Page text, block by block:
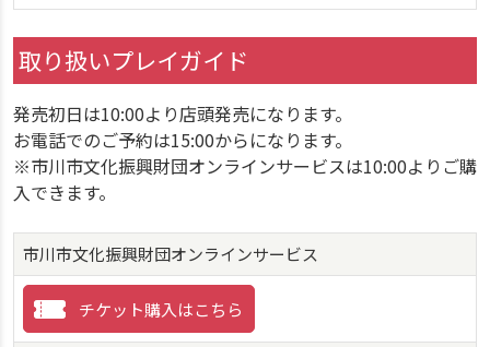
取り扱いプレイガイド
発売初日は10:00より店頭発売になります。
お電話でのご予約は15:00からになります。
※市川市文化振興財団オンラインサービスは10:00よりご購
入できます。
市川市文化振興財団オンラインサービス
チケット購入はこちら